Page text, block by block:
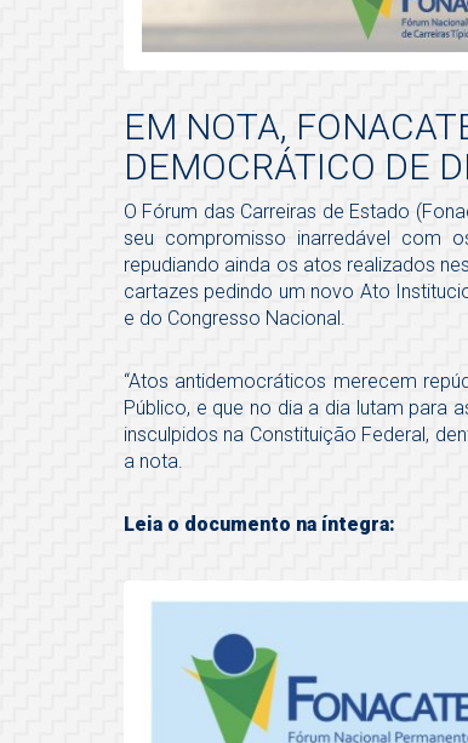
EM NOTA,
DEMOCRÁTICO DE
O Fórum das Carreiras de Estado
seu compromisso inarredável com
repudiando ainda os atos realizados
cartazes pedindo um novo Ato
e do Congresso Nacional.
“Atos antidemocráticos merecem
Público, e que no dia a dia lutam para
insculpidos na Constituição Federal,
a nota.
Leia o documento na íntegra: